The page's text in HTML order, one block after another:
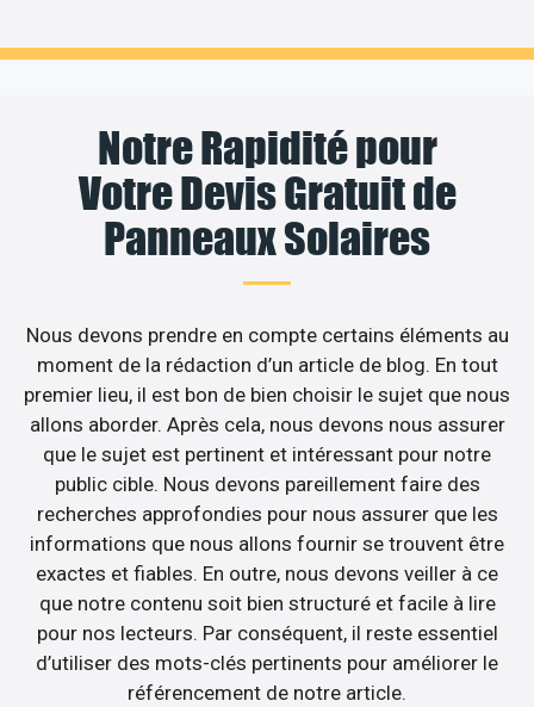
Notre Rapidité pour
Votre Devis Gratuit de
Panneaux Solaires
Nous devons prendre en compte certains éléments au
moment de la rédaction d’un article de blog. En tout
premier lieu, il est bon de bien choisir le sujet que nous
allons aborder. Après cela, nous devons nous assurer
que le sujet est pertinent et intéressant pour notre
public cible. Nous devons pareillement faire des
recherches approfondies pour nous assurer que les
informations que nous allons fournir se trouvent être
exactes et fiables. En outre, nous devons veiller à ce
que notre contenu soit bien structuré et facile à lire
pour nos lecteurs. Par conséquent, il reste essentiel
d’utiliser des mots-clés pertinents pour améliorer le
référencement de notre article.